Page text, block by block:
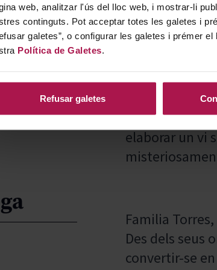
web, analitzar l'ús del lloc web, i mostrar-li
continguts. Pot acceptar totes les galetes i
galetes”, o configurar les galetes i prémer
Política de Galetes.
Refusar galetes
L'any 1770,
inhòspit lluny
condicions.
com a
elaborar un vi
Familia
Des dels seus
convertir-se